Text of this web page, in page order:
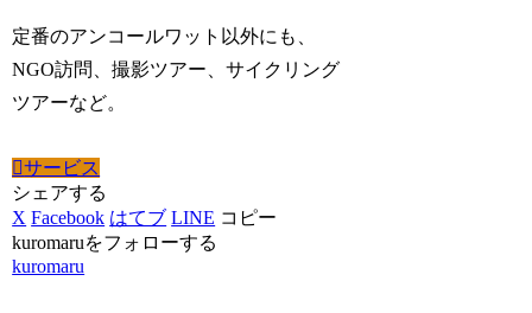
定番のアンコールワット以外にも、
NGO訪問、撮影ツアー、サイクリング
ツアーなど。
サービス
シェアする
X Facebook はてブ LINE コピー
kuromaruをフォローする
kuromaru